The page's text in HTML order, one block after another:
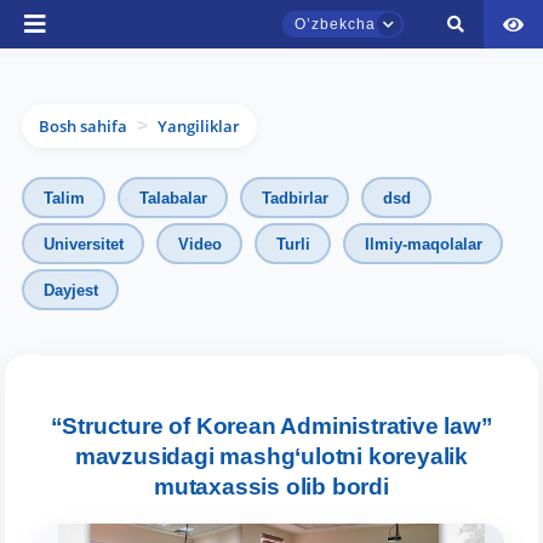
Oʼzbekcha
Bosh sahifa > Yangiliklar
Talim Talabalar Tadbirlar dsd
Universitet Video Turli Ilmiy-maqolalar
Dayjest
“Structure of Korean Administrative law”
mavzusidagi mashg‘ulotni koreyalik
mutaxassis olib bordi
TDYU qabul murojaatlari chati
Qabul bo'yicha murojaatlaringizni ushbu
chatda qoldiring.